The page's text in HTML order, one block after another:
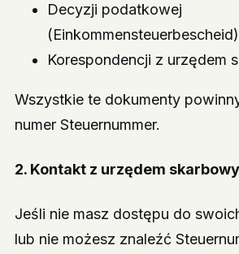
Decyzji podatkowej
(Einkommensteuerbescheid)
Korespondencji z urzędem
Wszystkie te dokumenty
numer Steuernummer.
2. Kontakt z urzędem
Jeśli nie masz dostępu do
lub nie możesz znaleźć